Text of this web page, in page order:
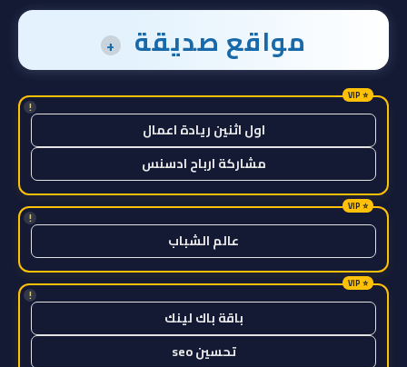
مواقع صديقة +
!
اول اثنين ريادة اعمال
مشاركة ارباح ادسنس
!
عالم الشباب
!
باقة باك لينك
تحسين seo